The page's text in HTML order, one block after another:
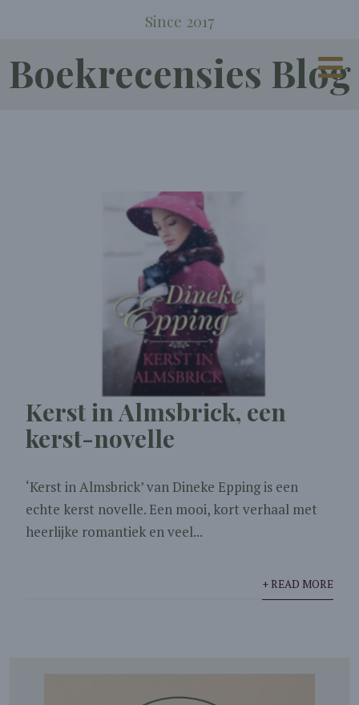
Since 2017
Boekrecensies Blog
Kerst in Almsbrick, een
kerst-novelle
‘Kerst in Almsbrick’ van Dineke Epping is een
echte kerst novelle. Een mooi, kort verhaal met
heerlijke romantiek en veel...
+ READ MORE